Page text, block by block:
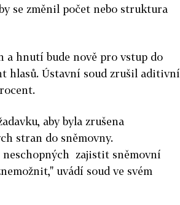
se změnil počet nebo struktura
a hnutí bude nově pro vstup do
hlasů. Ústavní soud zrušil aditivní
aby byla zrušena
stran do sněmovny.
zajistit sněmovní
uvádí soud ve svém